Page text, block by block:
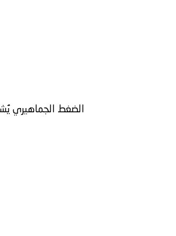
الضغط الجماهيري